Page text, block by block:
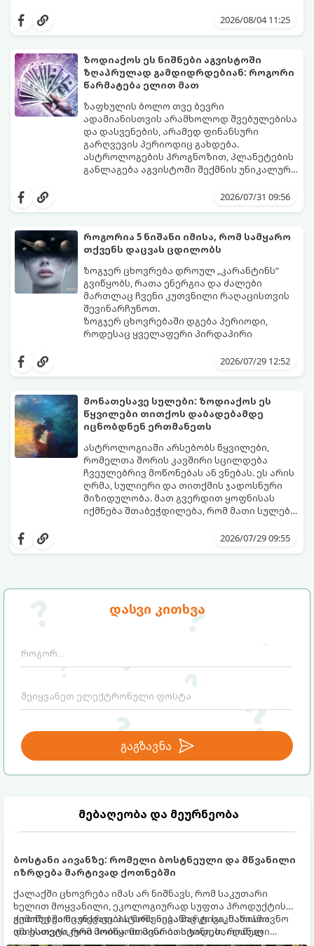
დასვი კითხვა
გაგზავნა
მებაღეობა და მეურნეობა
ბოსტანი აივანზე: რომელი ბოსტნეული და მწვანილი
იზრდება მარტივად ქოთნებში
ქალაქში ცხოვრება იმას არ ნიშნავს, რომ საკუთარი
ხელით მოყვანილი, ეკოლოგიურად სუფთა პროდუქტის
გემოზე უარი თქვათ. პატარა აივანიც კი საკმარისია
იმისათვის, რომ მოიწყოთ მინი-ბოსტანი, საიდანაც
ქოთნებში მცენარეების მოშენება მარტივი, სასიამოვნო
და ესთეტიკური ჰობია. მთავარია იცოდეთ, რომელი
ყველაზე ბედნიერი თვე აღმოჩნდება.
2026/08/04 11:25
ზოდიაქოს ეს ნიშნები აგვისტოში
ზღაპრულად გამდიდრდებიან: როგორი
წარმატება ელით მათ
ზაფხულის ბოლო თვე ბევრი
ადამიანისთვის არამხოლოდ შვებულებისა
და დასვენების, არამედ ფინანსური
გარღვევის პერიოდიც გახდება.
ასტროლოგების პროგნოზით, პლანეტების
განლაგება აგვისტოში შექმნის უნიკალურ
ზოდიაქოს 4 ნიშანს ფინანსური წარმატების
შორის, ვისაც აგვისტოში ფინანსური
2026/07/31 09:56
როგორია 5 ნიშანი იმისა, რომ სამყარო
თქვენს დაცვას ცდილობს
ზოგჯერ ცხოვრება დროულ „კარანტინს“
გვიწყობს, რათა ენერგია და ძალები
მართლაც ჩვენი კუთვნილი რაღაცისთვის
შევინარჩუნოთ.
ზოგჯერ ცხოვრებაში დგება პერიოდი,
როდესაც ყველაფერი პირდაპირი
იშლება მნიშვნელოვანი გარიგებები,
ახლობლებად ვთვლიდით, უეცრად მიდიან.
ასეთ მომენტებში ადვილია
სასოწარკვეთილებაში ჩავარდნა. თუმცა
ეზოთერიკასა და ფსიქოლოგიაში ეს
ფენომენი ხშირად სხვანაირად
განიხილება: როგორც სამყაროს (ან ჩვენი
არაცნობიერის) ფარული დამცავი
მექანიზმების მუშაობა, რომელთაც
რეალური, მაგრამ ჯერ კიდევ უხილავი
საფრთხისგან შორს მივყავართ.
აი, 5 აშკარა ნიშანი იმისა, რომ
მომხდარი მარცხი სასჯელი კი არა,
თქვენი დაცვისკენ მიმართული
სამყაროს მცდელობაა:
2026/07/29 12:52
მონათესავე სულები: ზოდიაქოს ეს
წყვილები თითქოს დაბადებამდე
იცნობდნენ ერთმანეთს
ასტროლოგიაში არსებობს წყვილები,
რომელთა შორის კავშირი სცილდება
ჩვეულებრივ მოწონებას ან ვნებას. ეს არის
ღრმა, სულიერი და თითქმის ჯადოსნური
მიზიდულობა. მათ გვერდით ყოფნისას
იქმნება შთაბეჭდილება, რომ მათი სულები
იდეალურ წყვილებს, რომლებიც
2026/07/29 09:55